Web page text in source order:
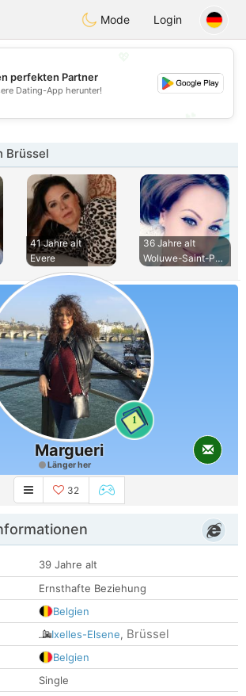
Tantôt Mode Login
perfekten Partner
Dating-App herunter!
Brüssel
41 Jahre alt
Evere
36 Jahre alt
Woluwe-Saint-Pierr
1
Margueri
Länger her
32
39 Jahre alt
Ernsthafte Beziehung
Belgien
Ixelles-Elsene, Brüssel
Belgien
Single